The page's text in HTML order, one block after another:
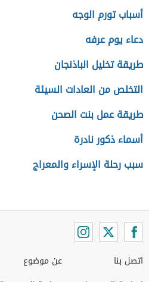
أسباب تورم الوجه
دعاء يوم عرفه
طريقة تخليل الباذنجان
التخلص من العادات السيئة
طريقة عمل بنت الصحن
أسماء ذكور نادرة
سبب رحلة الإسراء والمعراج
اتصل بنا
عن موضوع